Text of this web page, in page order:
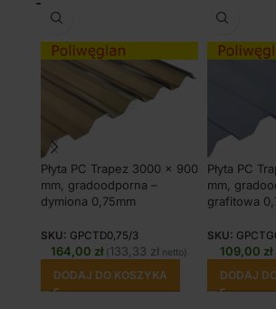
Płyta PC Trapez 3000 x 900
mm, gradoodporna –
dymiona 0,75mm
SKU: GPCTD0,75/3
164,00 zł (133,33 zł netto)
DODAJ DO KOSZYKA
Płyta PC
mm,
grafitowa
SKU:
109,00 zł
DODAJ